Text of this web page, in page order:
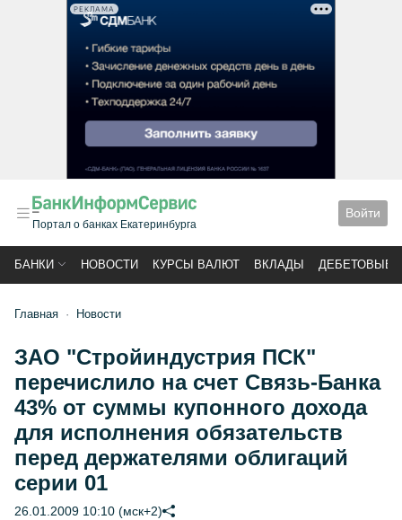
РЕКЛАМА
Портал о банках Екатеринбурга
Войти
БАНКИ НОВОСТИ КУРСЫ ВАЛЮТ ВКЛАДЫ ДЕБЕТОВЫЕ
Главная Новости
ЗАО "Стройиндустрия ПСК"
перечислило на счет Связь-Банка
43% от суммы купонного дохода
для исполнения обязательств
перед держателями облигаций
серии 01
26.01.2009 10:10 (мск+2)